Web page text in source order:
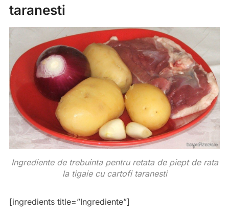
taranesti
Ingrediente de trebuinta pentru retata de piept de rata
la tigaie cu cartofi taranesti
[ingredients title=”Ingrediente”]